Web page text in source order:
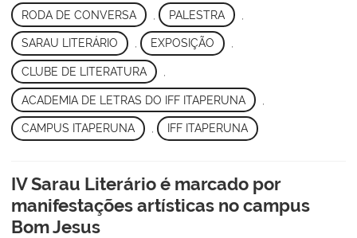
RODA DE CONVERSA PALESTRA
SARAU LITERÁRIO , EXPOSIÇÃO ,
CLUBE DE LITERATURA
ACADEMIA DE LETRAS DO IFF ITAPERUNA
CAMPUS ITAPERUNA , IFF ITAPERUNA
IV Sarau Literário é marcado por
manifestações artísticas no campus
Bom Jesus